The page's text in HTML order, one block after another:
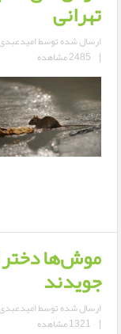
تهرانی
ارسال شده توسط
| 2485 مشاهده
موش‌ها دختر
جویدند
ارسال شده توسط
| 1321 مشاهده